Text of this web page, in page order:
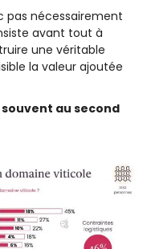
pas nécessairement
avant tout à
une véritable
la valeur ajoutée
au second